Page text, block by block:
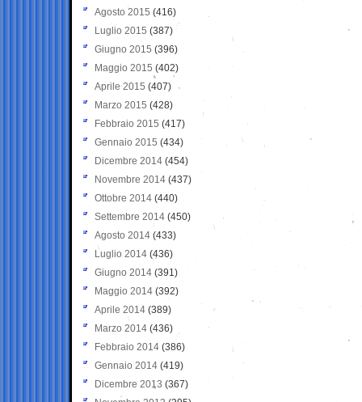
Agosto 2015 (416)
Luglio 2015 (387)
Giugno 2015 (396)
Maggio 2015 (402)
Aprile 2015 (407)
Marzo 2015 (428)
Febbraio 2015 (417)
Gennaio 2015 (434)
Dicembre 2014 (454)
Novembre 2014 (437)
Ottobre 2014 (440)
Settembre 2014 (450)
Agosto 2014 (433)
Luglio 2014 (436)
Giugno 2014 (391)
Maggio 2014 (392)
Aprile 2014 (389)
Marzo 2014 (436)
Febbraio 2014 (386)
Gennaio 2014 (419)
Dicembre 2013 (367)